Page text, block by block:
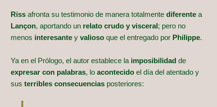
Riss afronta su testimonio de manera totalmentediferente a
Lançon, aportando un relato crudo y visceral ; pero no
menos interesante yvalioso que el entregado por Philippe.
Ya en el Prólogo, el autor establece la imposibilidad de
expresar con palabras, loacontecido el día del atentado y
susterribles consecuencias posteriores: